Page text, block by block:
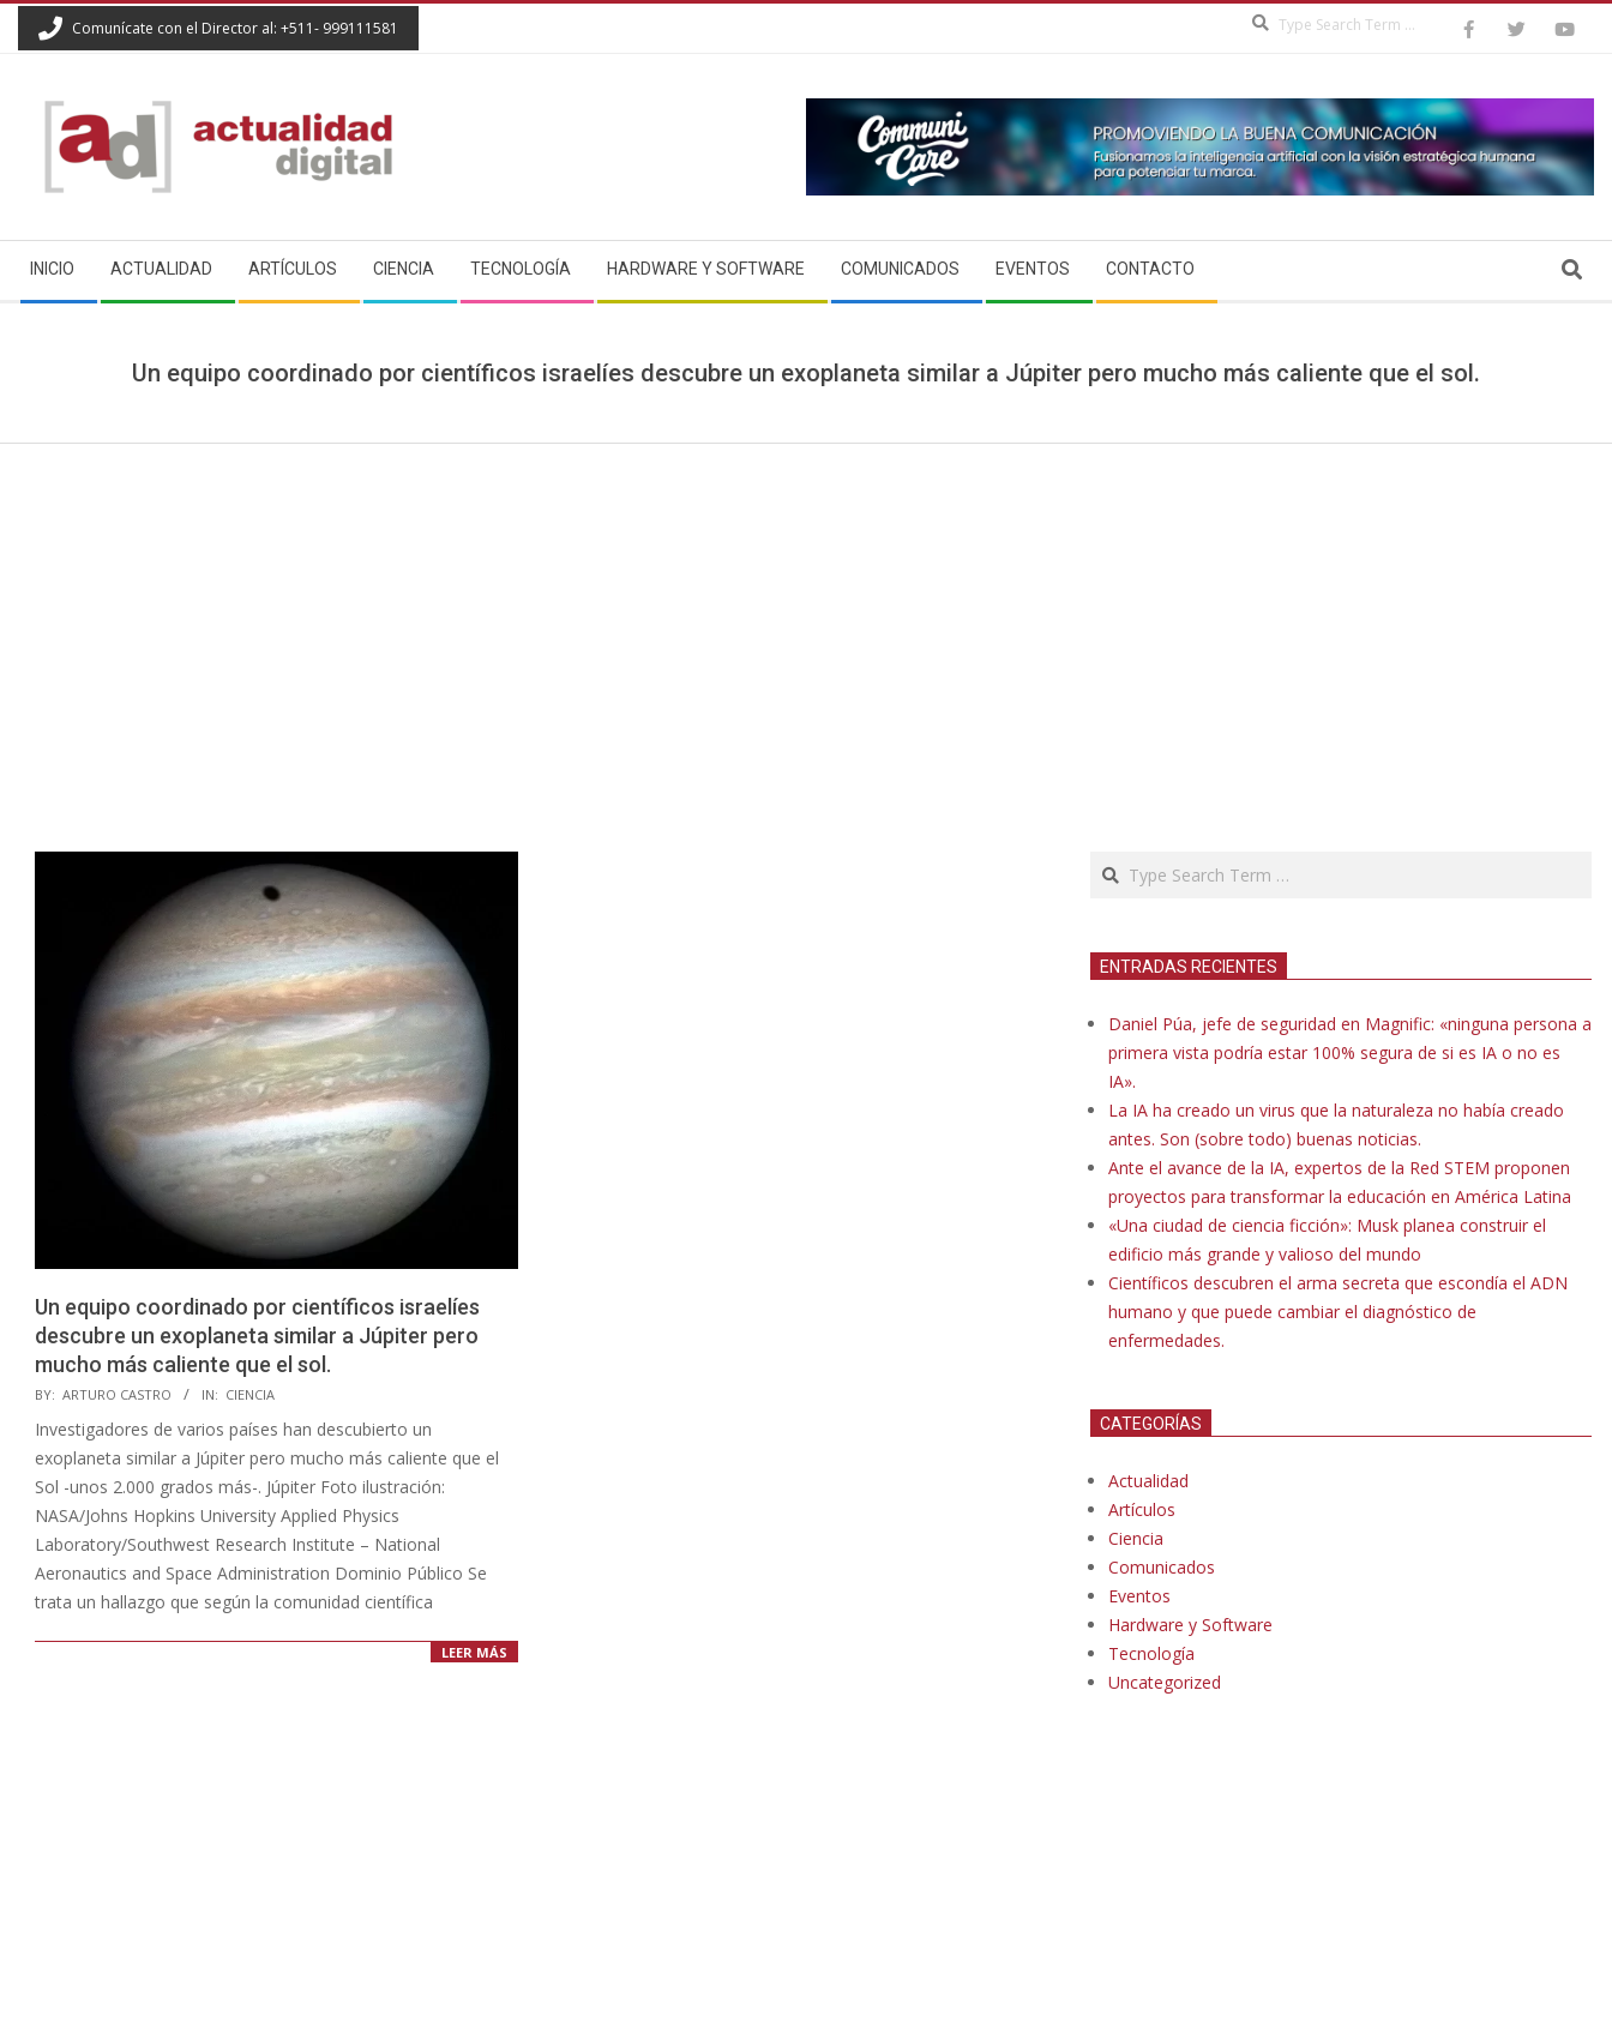
Comunícate con el Director al: +511- 999111581
ACTUALIDAD
DIGITAL
Navigation
Menu
INICIO ACTUALIDAD ARTÍCULOS CIENCIA TECNOLOGÍA HARDWARE Y SOFTWARE COMUNICADOS EVENTOS CONTACTO Search
Un equipo coordinado por científicos israelíes descubre un exoplaneta similar a Júpiter pero mucho más caliente que el sol.
Un equipo coordinado por científicos israelíes
descubre un exoplaneta similar a Júpiter pero
mucho más caliente que el sol.
2023-
08-
28
BY: ARTURO CASTRO IN: CIENCIA
Investigadores de varios países han descubierto un
exoplaneta similar a Júpiter pero mucho más caliente que el
Sol -unos 2.000 grados más-. Júpiter Foto ilustración:
NASA/Johns Hopkins University Applied Physics
Laboratory/Southwest Research Institute – National
Aeronautics and Space Administration Dominio Público Se
trata un hallazgo que según la comunidad científica
LEER MÁS
Search
ENTRADAS RECIENTES
Daniel Púa, jefe de seguridad en Magnific: «ninguna persona a
primera vista podría estar 100% segura de si es IA o no es
IA».
La IA ha creado un virus que la naturaleza no había creado
antes. Son (sobre todo) buenas noticias.
Ante el avance de la IA, expertos de la Red STEM proponen
proyectos para transformar la educación en América Latina
«Una ciudad de ciencia ficción»: Musk planea construir el
edificio más grande y valioso del mundo
Científicos descubren el arma secreta que escondía el ADN
humano y que puede cambiar el diagnóstico de
enfermedades.
CATEGORÍAS
Actualidad
Artículos
Ciencia
Comunicados
Eventos
Hardware y Software
Tecnología
Uncategorized